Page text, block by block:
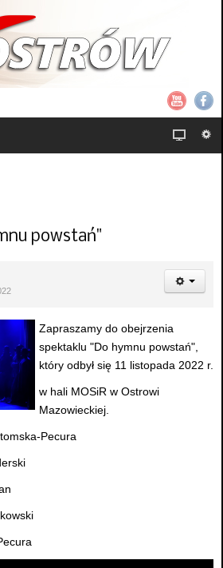
powstań"
Zapraszamy do obejrzenia
spektaklu "Do hymnu powstań",
który odbył się 11 listopada 2022 r.
w hali MOSiR w Ostrowi
Mazowieckiej.
Pecura